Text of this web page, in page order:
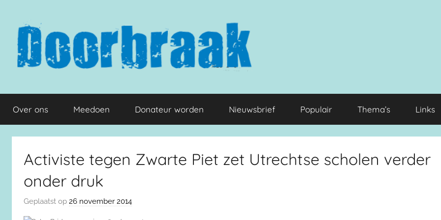
inhoud
springen
Doorbraak.eu
Over ons Meedoen Donateur worden Nieuwsbrief Populair Thema’s Links
Activiste tegen Zwarte Piet zet Utrechtse scholen verder
onder druk
Geplaatst op 26 november 2014